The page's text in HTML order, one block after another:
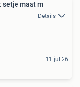
setje maat m
Details
11 jul 26